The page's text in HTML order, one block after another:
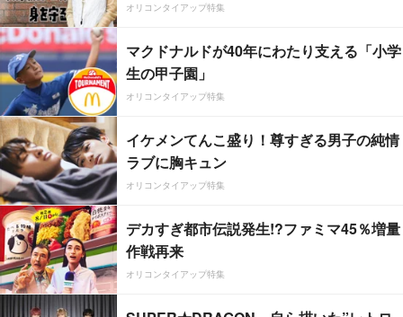
オリコンタイアップ特集
マクドナルドが40年にわたり支える「小学
生の甲子園」
オリコンタイアップ特集
イケメンてんこ盛り！尊すぎる男子の純情
ラブに胸キュン
オリコンタイアップ特集
デカすぎ都市伝説発生!?ファミマ45％増量
作戦再来
オリコンタイアップ特集